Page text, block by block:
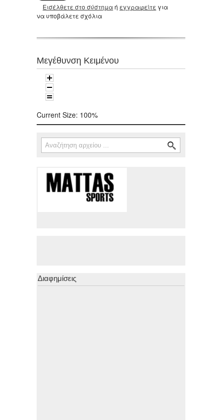
Εισέλθετε στο σύστημαή εγγραφείτε για
να υποβάλετε σχόλια
Μεγέθυνση Κειμένου
Current Size: 100%
Φόρμα αναζήτησης
Αναζήτηση
Διαφημίσεις